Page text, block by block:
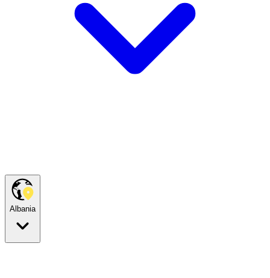
Albania